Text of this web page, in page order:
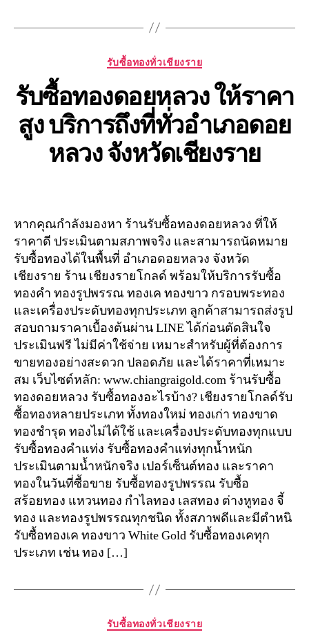
Categories
รับซื้อทองทั่วเชียงราย
รับซื้อทองดอยหลวง ให้ราคา
สูง บริการถึงที่ทั่วอำเภอดอย
หลวง จังหวัดเชียงราย
หากคุณกำลังมองหา ร้านรับซื้อทองดอยหลวง ที่ให้
ราคาดี ประเมินตามสภาพจริง และสามารถนัดหมาย
รับซื้อทองได้ในพื้นที่ อำเภอดอยหลวง จังหวัด
เชียงราย ร้าน เชียงรายโกลด์ พร้อมให้บริการรับซื้อ
ทองคำ ทองรูปพรรณ ทองเค ทองขาว กรอบพระทอง
และเครื่องประดับทองทุกประเภท ลูกค้าสามารถส่งรูป
สอบถามราคาเบื้องต้นผ่าน LINE ได้ก่อนตัดสินใจ
ประเมินฟรี ไม่มีค่าใช้จ่าย เหมาะสำหรับผู้ที่ต้องการ
ขายทองอย่างสะดวก ปลอดภัย และได้ราคาที่เหมาะ
สม เว็บไซต์หลัก: www.chiangraigold.com ร้านรับซื้อ
ทองดอยหลวง รับซื้อทองอะไรบ้าง? เชียงรายโกลด์รับ
ซื้อทองหลายประเภท ทั้งทองใหม่ ทองเก่า ทองขาด
ทองชำรุด ทองไม่ได้ใช้ และเครื่องประดับทองทุกแบบ
รับซื้อทองคำแท่ง รับซื้อทองคำแท่งทุกน้ำหนัก
ประเมินตามน้ำหนักจริง เปอร์เซ็นต์ทอง และราคา
ทองในวันที่ซื้อขาย รับซื้อทองรูปพรรณ รับซื้อ
สร้อยทอง แหวนทอง กำไลทอง เลสทอง ต่างหูทอง จี้
ทอง และทองรูปพรรณทุกชนิด ทั้งสภาพดีและมีตำหนิ
รับซื้อทองเค ทองขาว White Gold รับซื้อทองเคทุก
ประเภท เช่น ทอง […]
Categories
รับซื้อทองทั่วเชียงราย